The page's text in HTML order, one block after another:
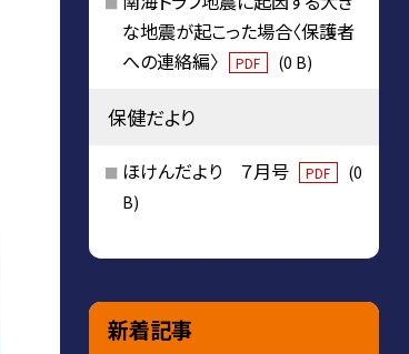
な地震が起こった場合〈保護者
への連絡編〉
PDF (0 B)
保健だより
ほけんだより ７月号 PDF
(0
B)
新着記事